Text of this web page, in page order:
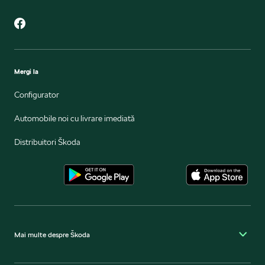
Mergi la
Configurator
Automobile noi cu livrare imediată
Distribuitori Škoda
Mai multe despre Škoda